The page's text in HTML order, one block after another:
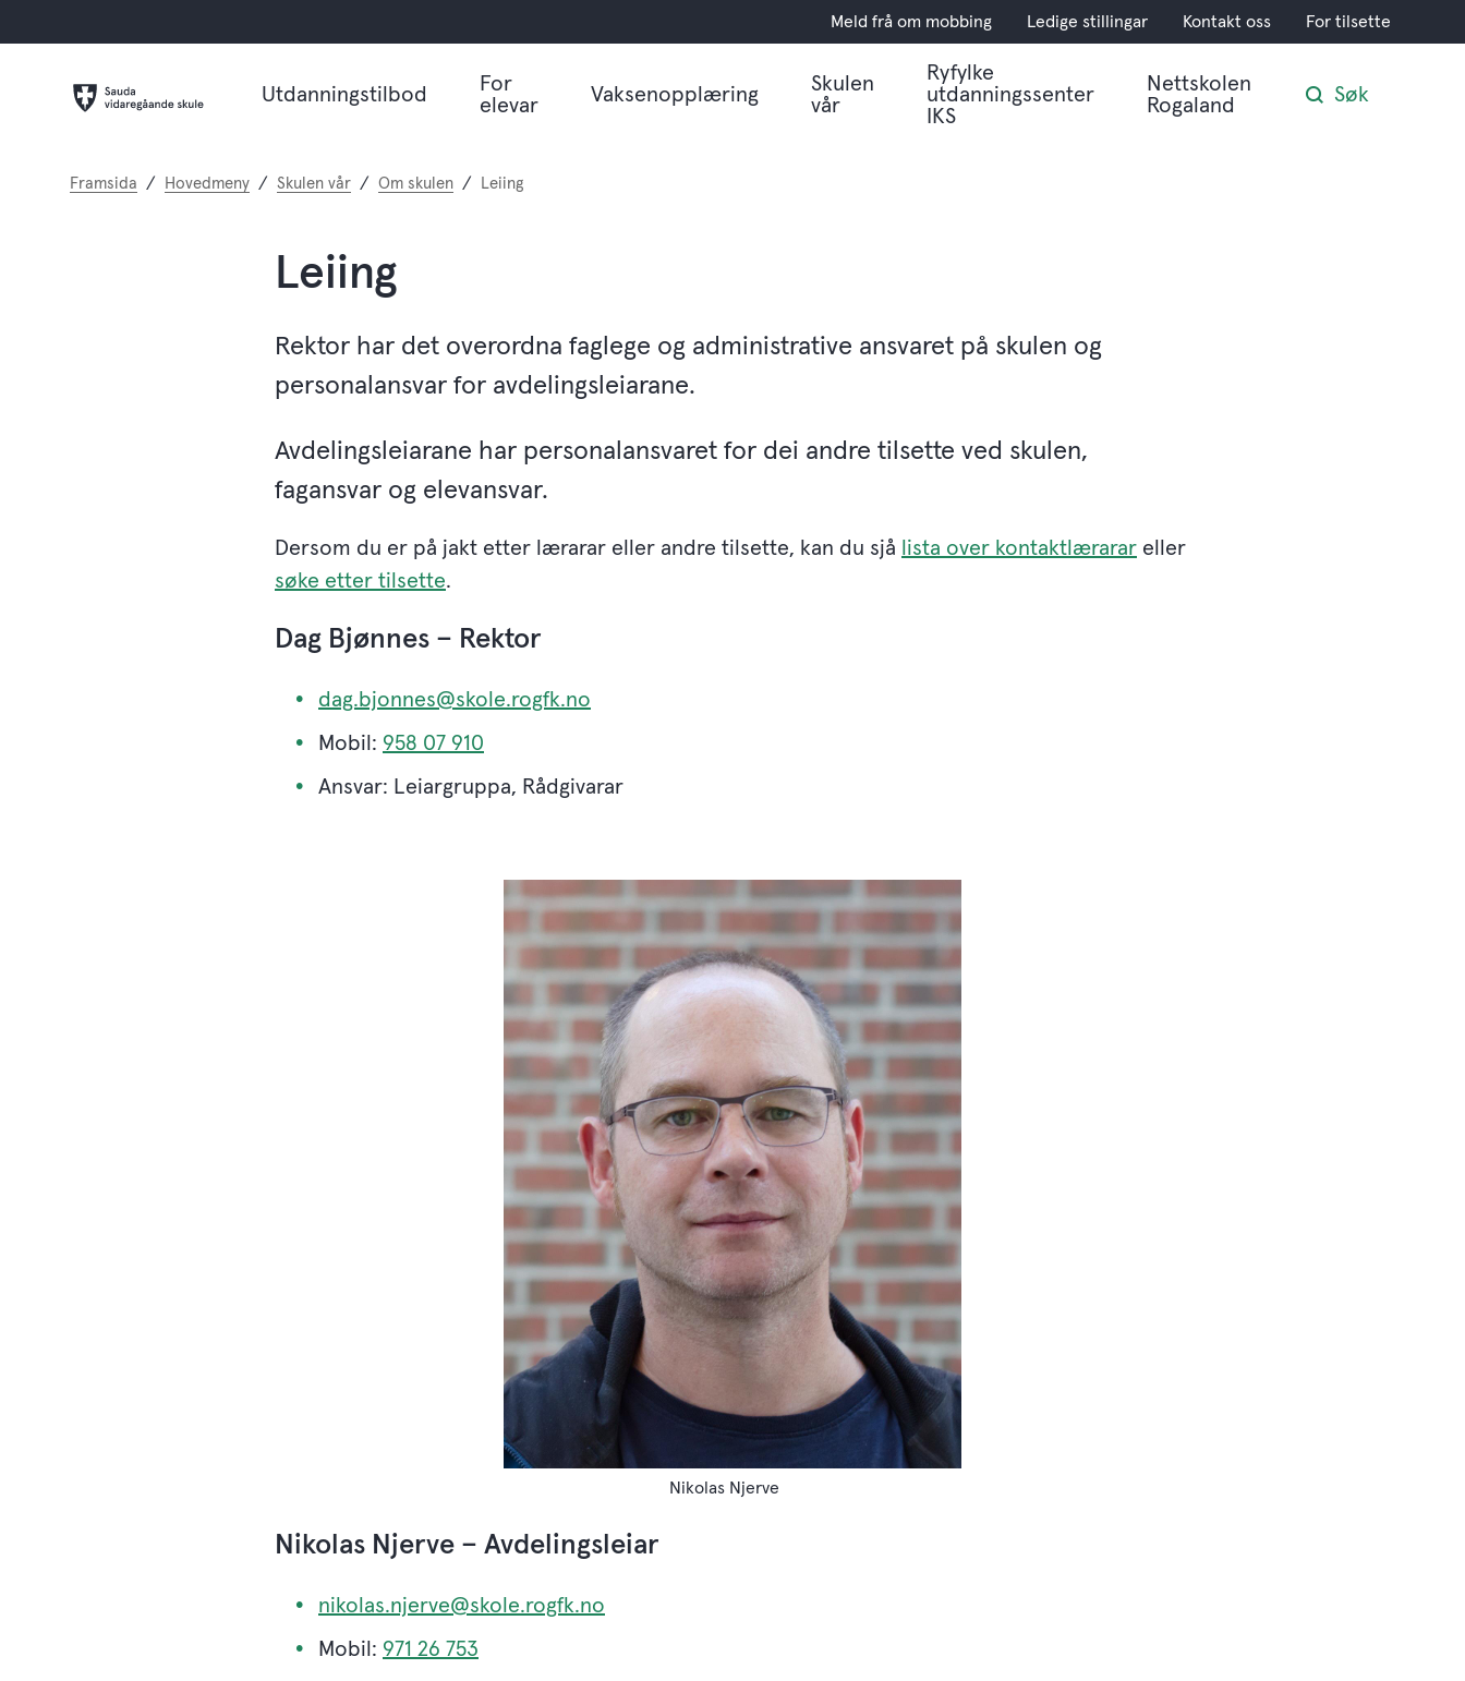
Meld frå om mobbing Ledige stillingar Kontakt oss For tilsette
Utdanningstilbod
For
elevar
Vaksenopplæring
Skulen
vår
Ryfylke
utdanningssenter
IKS
Nettskolen
Rogaland
Søk
Du
Framsida Hovedmeny Skulen vår Om skulen Leiing
Leiing
Rektor har det overordna faglege og administrative ansvaret på skulen og
personalansvar for avdelingsleiarane.
Avdelingsleiarane har personalansvaret for dei andre tilsette ved skulen,
fagansvar og elevansvar.
Dersom du er på jakt etter lærarar eller andre tilsette, kan du sjå lista over kontaktlærarar eller
søke etter tilsette.
Dag Bjønnes – Rektor
dag.bjonnes@skole.rogfk.no
Mobil: 958 07 910
Ansvar: Leiargruppa, Rådgivarar
Nikolas Njerve
Nikolas Njerve – Avdelingsleiar
nikolas.njerve@skole.rogfk.no
Mobil: 971 26 753